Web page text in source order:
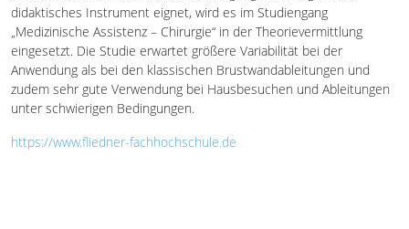
didaktisches Instrument eignet, wird es im Studiengang
„Medizinische Assistenz – Chirurgie“ in der Theorievermittlung
eingesetzt. Die Studie erwartet größere Variabilität bei der
Anwendung als bei den klassischen Brustwandableitungen und
zudem sehr gute Verwendung bei Hausbesuchen und Ableitungen
unter schwierigen Bedingungen.
https://www.fliedner-fachhochschule.de